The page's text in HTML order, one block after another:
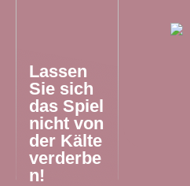
Lassen
Sie sich
das Spiel
nicht von
der Kälte
verderbe
n!